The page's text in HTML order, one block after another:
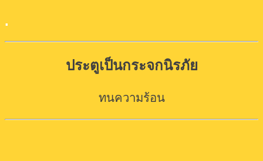
.
ประตูเป็นกระจกนิรภัย
ทนความร้อน